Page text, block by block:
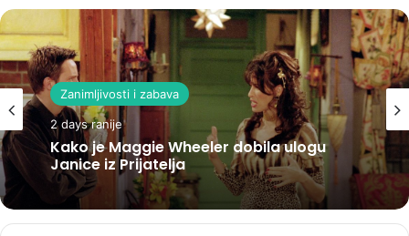
Zanimljivosti i zabava
2 days ranije
Kako je Maggie Wheeler dobila ulogu
Janice iz Prijatelja